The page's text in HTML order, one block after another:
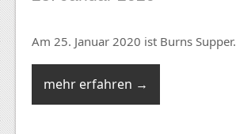
Am 25. Januar 2020 ist Burns Supper.
mehr erfahren →